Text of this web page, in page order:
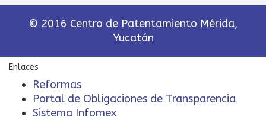
© 2016 Centro de Patentamiento Mérida,
Yucatán
Enlaces
Reformas
Portal de Obligaciones de Transparencia
Sistema Infomex